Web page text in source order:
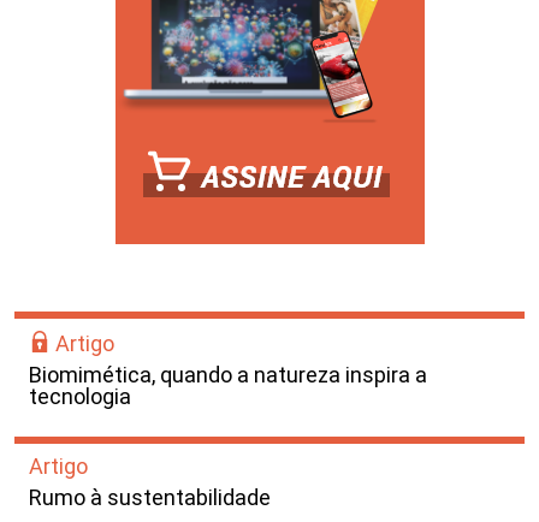
Artigo
Biomimética, quando a natureza inspira a
tecnologia
Artigo
Rumo à sustentabilidade